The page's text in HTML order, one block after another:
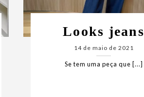
Looks jeans
14 de maio de 2021
Se tem uma peça que [...]